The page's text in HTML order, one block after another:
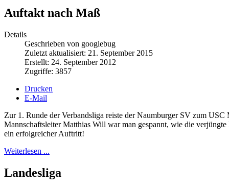
Auftakt nach Maß
Details
Geschrieben von googlebug
Zuletzt aktualisiert: 21. September 2015
Erstellt: 24. September 2012
Zugriffe: 3857
Drucken
E-Mail
Zur 1. Runde der Verbandsliga reiste der Naumburger SV zum
Mannschaftsleiter Matthias Will war man gespannt, wie die
ein erfolgreicher Auftritt!
Weiterlesen ...
Landesliga